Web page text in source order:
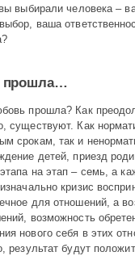
выбирали человека –
ваша
прошла…
прошла? Как
существуют. Как
срокам, так и
детей, приезд
на этап – семь, а
кризис
для отношений, а
возможность
нового себя в этих
результат будут